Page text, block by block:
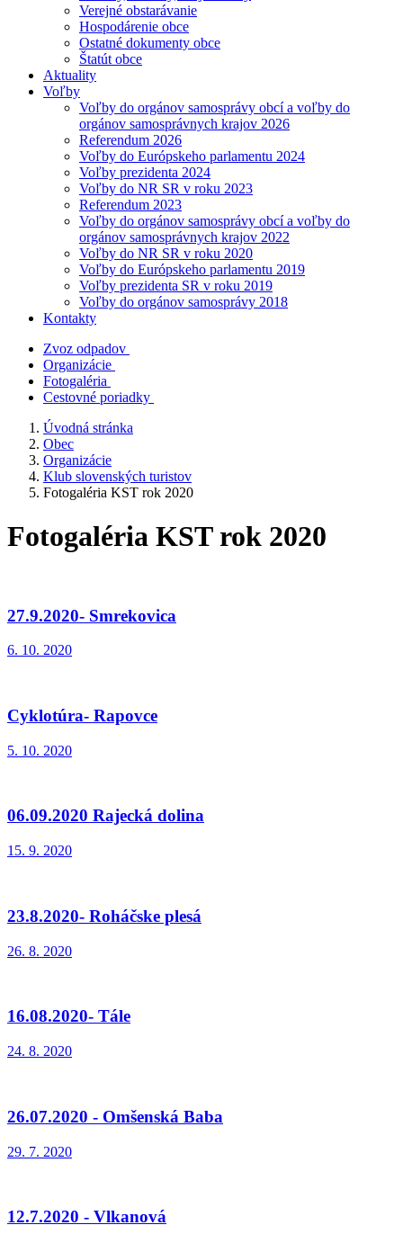
Verejné obstarávanie
Hospodárenie obce
Ostatné dokumenty obce
Štatút obce
Aktuality
Voľby
Voľby do orgánov samosprávy obcí a voľby do
orgánov samosprávnych krajov 2026
Referendum 2026
Voľby do Európskeho parlamentu 2024
Voľby prezidenta 2024
Voľby do NR SR v roku 2023
Referendum 2023
Voľby do orgánov samosprávy obcí a voľby do
orgánov samosprávnych krajov 2022
Voľby do NR SR v roku 2020
Voľby do Európskeho parlamentu 2019
Voľby prezidenta SR v roku 2019
Voľby do orgánov samosprávy 2018
Kontakty
Zvoz odpadov
Organizácie
Fotogaléria
Cestovné poriadky
Úvodná stránka
Obec
Organizácie
Klub slovenských turistov
Fotogaléria KST rok 2020
Fotogaléria KST rok 2020
27.9.2020- Smrekovica
6. 10. 2020
Cyklotúra- Rapovce
5. 10. 2020
06.09.2020 Rajecká dolina
15. 9. 2020
23.8.2020- Roháčske plesá
26. 8. 2020
16.08.2020- Tále
24. 8. 2020
26.07.2020 - Omšenská Baba
29. 7. 2020
12.7.2020 - Vlkanová